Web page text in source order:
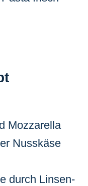
Mozzarella
Nusskäse
durch Linsen-